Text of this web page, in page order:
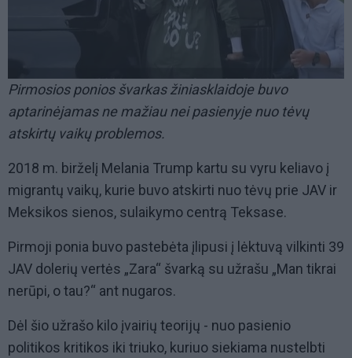
Pirmosios ponios švarkas žiniasklaidoje buvo
aptarinėjamas ne mažiau nei pasienyje nuo tėvų
atskirtų vaikų problemos.
2018 m. birželį Melania Trump kartu su vyru keliavo į
migrantų vaikų, kurie buvo atskirti nuo tėvų prie JAV ir
Meksikos sienos, sulaikymo centrą Teksase.
Pirmoji ponia buvo pastebėta įlipusi į lėktuvą vilkinti 39
JAV dolerių vertės „Zara“ švarką su užrašu „Man tikrai
nerūpi, o tau?“ ant nugaros.
Dėl šio užrašo kilo įvairių teorijų - nuo pasienio
politikos kritikos iki triuko, kuriuo siekiama nustelbti